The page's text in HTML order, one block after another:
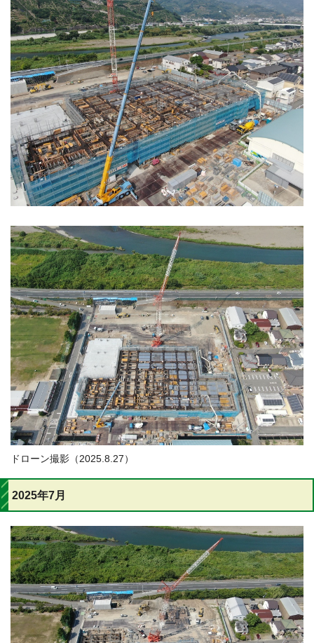
ドローン撮影（2025.8.27）
2025年7月